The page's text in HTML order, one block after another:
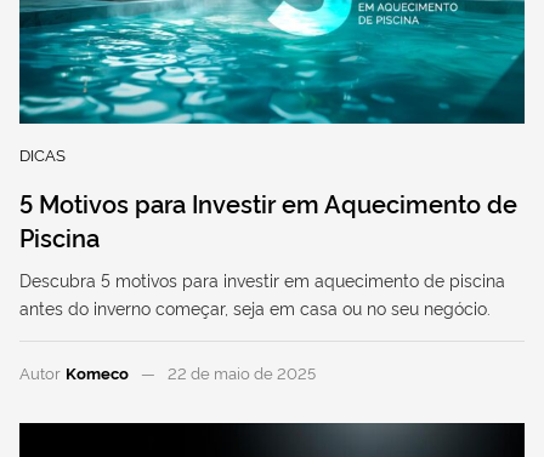
DICAS
5 Motivos para Investir em Aquecimento de
Piscina
Descubra 5 motivos para investir em aquecimento de piscina
antes do inverno começar, seja em casa ou no seu negócio.
Autor Komeco 22 de maio de 2025